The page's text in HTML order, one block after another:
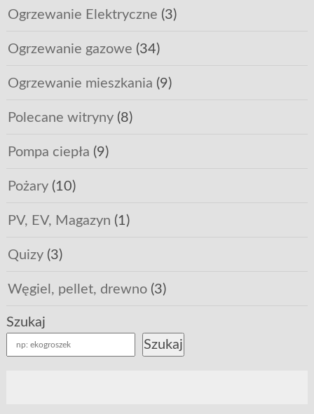
Ogrzewanie Elektryczne (3)
Ogrzewanie gazowe (34)
Ogrzewanie mieszkania (9)
Polecane witryny(8)
Pompa ciepła (9)
Pożary(10)
PV, EV, Magazyn (1)
Quizy(3)
Węgiel, pellet, drewno(3)
Szukaj
Szukaj